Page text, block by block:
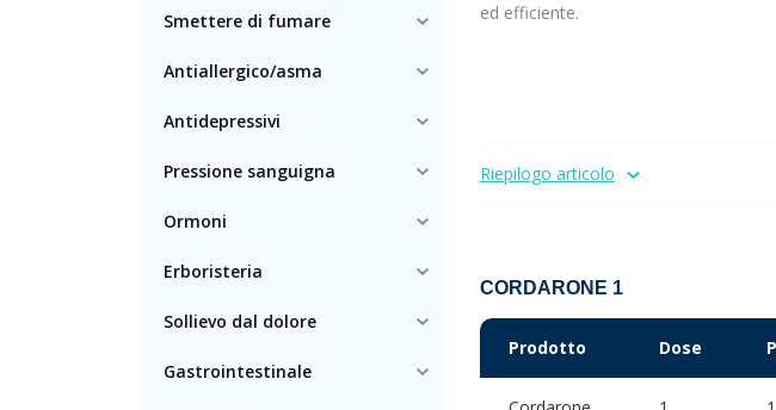
Smettere di fumare
Antiallergico/asma
Antidepressivi
Pressione sanguigna
Ormoni
Erboristeria
Sollievo dal dolore
Gastrointestinale
ed efficiente.
Riepilogo articolo
CORDARONE 1
Prodotto Dose